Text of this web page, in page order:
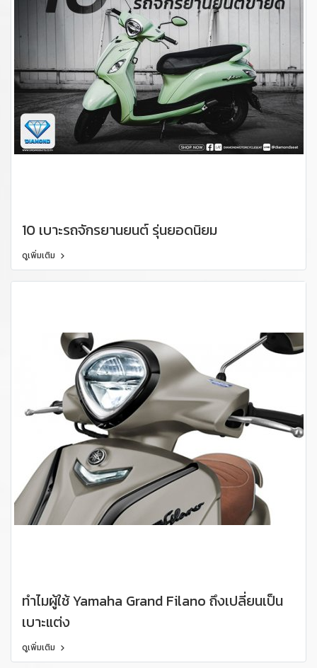
10 เบาะรถจักรยานยนต์ รุ่นยอดนิยม
ดูเพิ่มเติม
ทำไมผู้ใช้ Yamaha Grand Filano ถึงเปลี่ยนเป็น
เบาะแต่ง
ดูเพิ่มเติม